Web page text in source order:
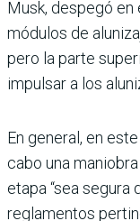
Musk, despegó
módulos de
pero la parte
impulsar a los
En general, en
cabo una
etapa “sea segura
reglamentos